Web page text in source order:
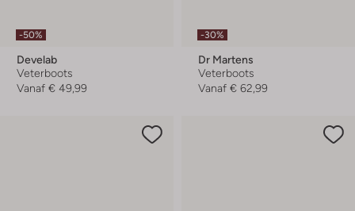
-50%
Develab
Veterboots
Vanaf € 49,99
-30%
Dr Martens
Veterboots
Vanaf € 62,99